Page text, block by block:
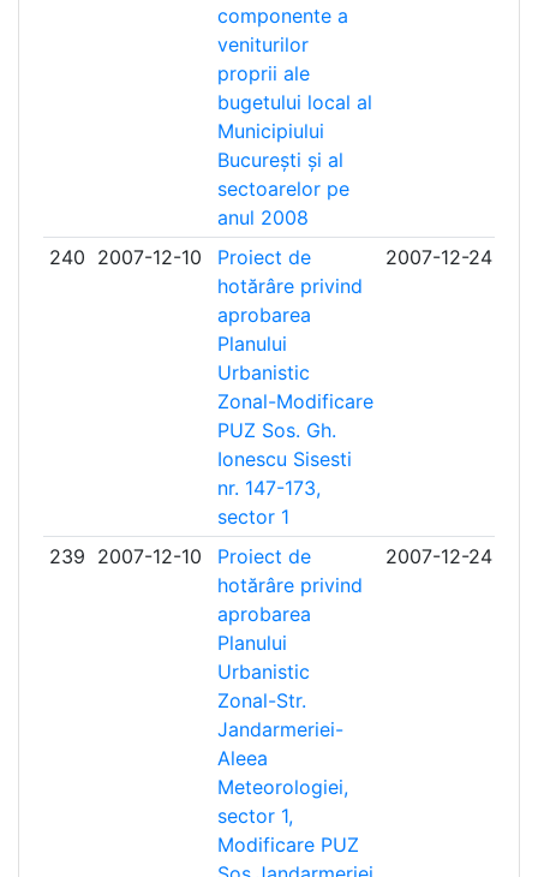
componente a
veniturilor
proprii ale
bugetului local al
Municipiului
București și al
sectoarelor pe
anul 2008
240 2007-12-10
Proiect de
hotărâre privind
aprobarea
Planului
Urbanistic
Zonal-Modificare
PUZ Sos. Gh.
Ionescu Sisesti
nr. 147-173,
sector 1
2007-12-24
239 2007-12-10
Proiect de
hotărâre privind
aprobarea
Planului
Urbanistic
Zonal-Str.
Jandarmeriei-
Aleea
Meteorologiei,
sector 1,
Modificare PUZ
2007-12-24